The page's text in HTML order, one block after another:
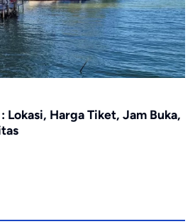
Lokasi, Harga Tiket, Jam Buka,